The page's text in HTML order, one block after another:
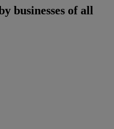
businesses of all